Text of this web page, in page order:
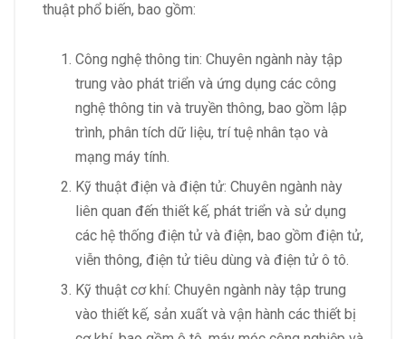
thuật phổ biến, bao gồm:
Công nghệ thông tin: Chuyên ngành này tập
trung vào phát triển và ứng dụng các công
nghệ thông tin và truyền thông, bao gồm lập
trình, phân tích dữ liệu, trí tuệ nhân tạo và
mạng máy tính.
Kỹ thuật điện và điện tử: Chuyên ngành này
liên quan đến thiết kế, phát triển và sử dụng
các hệ thống điện tử và điện, bao gồm điện tử,
viễn thông, điện tử tiêu dùng và điện tử ô tô.
Kỹ thuật cơ khí: Chuyên ngành này tập trung
vào thiết kế, sản xuất và vận hành các thiết bị